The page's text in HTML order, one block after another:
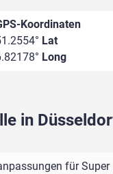
Koordinaten
Lat
Long
in
für